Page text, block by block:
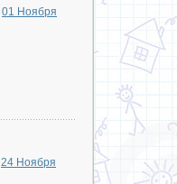
01 Ноября
24 Ноября